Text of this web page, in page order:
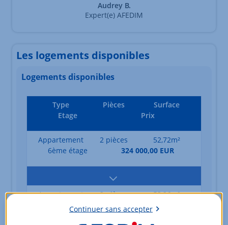
Audrey B.
Expert(e) AFEDIM
Les logements disponibles
Logements disponibles
Type Pièces
Surface
Etage
Prix
Appartement 2 pièces
52,72m²
6ème étage
324 000,00 EUR
Appartement 2 pièces
53,26m²
6ème étage
325 000,00 EUR
Continuer sans accepter